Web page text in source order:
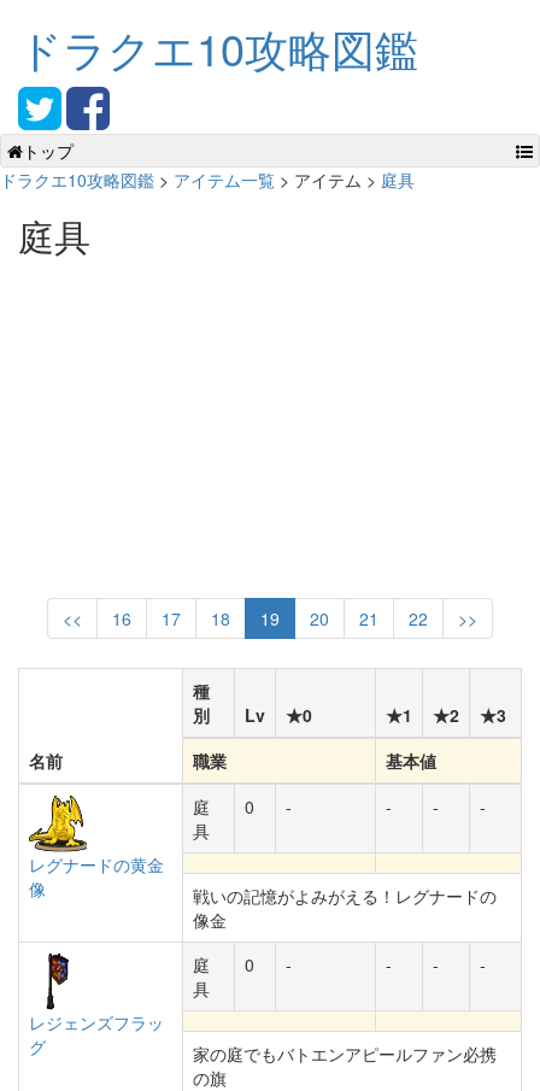
ドラクエ10攻略図鑑
トップ
ドラクエ10攻略図鑑 > アイテム一覧 > アイテム > 庭具
庭具
<< 16 17 18 19 20 21 22 >>
名前
種
別
Lv ★0 ★1 ★2
★3
職業
基本値
レグナードの黄金
像
庭
具
0 - - - -
戦いの記憶がよみがえる！レグナードの
像金
レジェンズフラッ
グ
庭
具
0 - - - -
家の庭でもバトエンアピールファン必携
の旗